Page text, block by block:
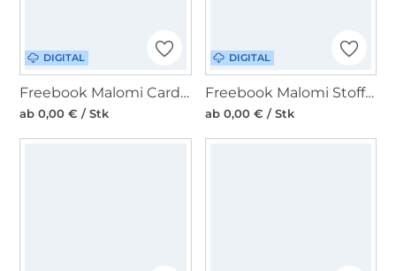
DIGITAL
Freebook Malomi Cardigan Milo
ab 0,00 € / Stk
DIGITAL
Freebook Malomi Stofftasche MAREN
ab 0,00 € / Stk